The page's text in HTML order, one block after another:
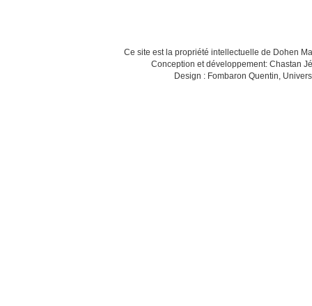
Ce site est la propriété intellectuelle de Dohen
Conception et développement: Chastan
Design : Fombaron Quentin,